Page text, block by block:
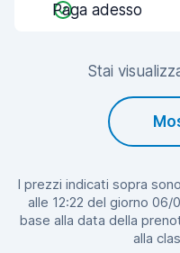
Paga adesso
Stai
I prezzi indicati sopra
alle 12:22 del giorno
base alla data della
alla